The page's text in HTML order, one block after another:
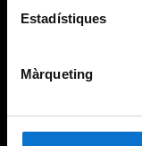
Estadístiques
Màrqueting